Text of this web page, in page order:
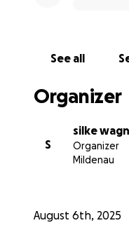
Silke und Betty
See all
Organizer
S
silke
Organizer
Mildenau
August 6th, 2025